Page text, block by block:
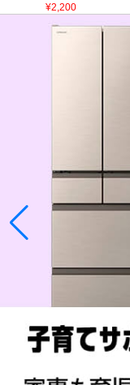
¥2,200